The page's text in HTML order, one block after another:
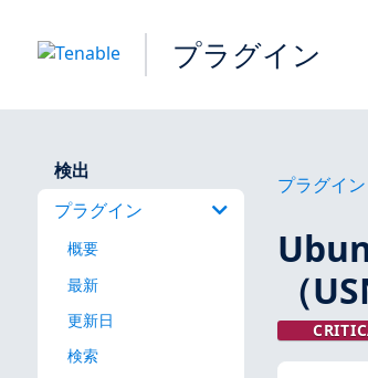
プラグイン
検出
プラグイン
概要
最新
更新日
検索
プラグイン
（